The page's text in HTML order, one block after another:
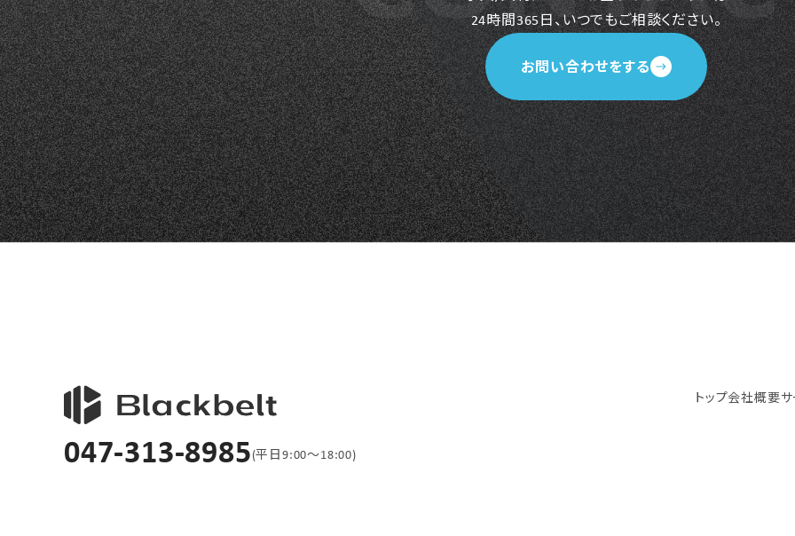
24時間365日、いつでもご相談ください。
お問い合わせをする
トップ会社概要
047-313-8985(平日9:00〜18:00)